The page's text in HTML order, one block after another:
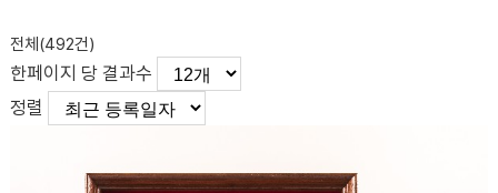
전체(492건)
한페이지 당 결과수
정렬